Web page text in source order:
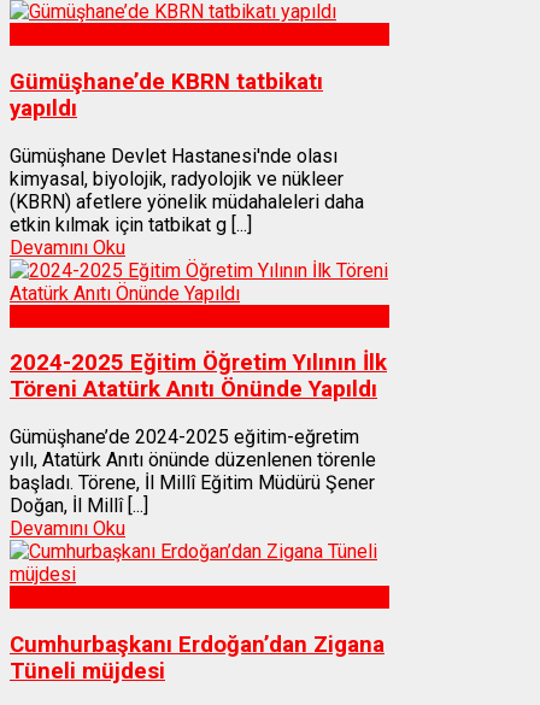
Gümüşhane’de KBRN tatbikatı
yapıldı
Gümüşhane Devlet Hastanesi'nde olası
kimyasal, biyolojik, radyolojik ve nükleer
(KBRN) afetlere yönelik müdahaleleri daha
etkin kılmak için tatbikat g [...]
Devamını Oku
2024-2025 Eğitim Öğretim Yılının İlk
Töreni Atatürk Anıtı Önünde Yapıldı
Gümüşhane’de 2024-2025 eğitim-eğretim
yılı, Atatürk Anıtı önünde düzenlenen törenle
başladı. Törene, İl Millî Eğitim Müdürü Şener
Doğan, İl Millî [...]
Devamını Oku
Cumhurbaşkanı Erdoğan’dan Zigana
Tüneli müjdesi